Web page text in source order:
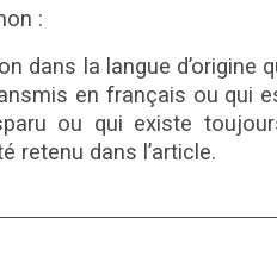
:
dans la langue d’origine
en français ou qui
ou qui existe
retenu dans l’article.